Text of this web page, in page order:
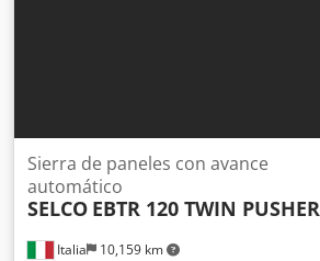
Italia 10,159 km
Sierra de paneles con avance
automático
SELCO EBTR 120 TWIN PUSHER